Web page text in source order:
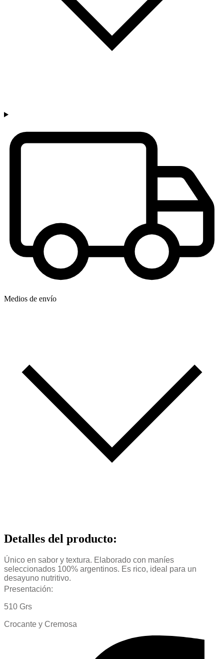
Medios de envío
Detalles del producto:
Único en sabor y textura. Elaborado con maníes
seleccionados 100% argentinos. Es rico, ideal para un
desayuno nutritivo.
Presentación:
510 Grs
Crocante y Cremosa